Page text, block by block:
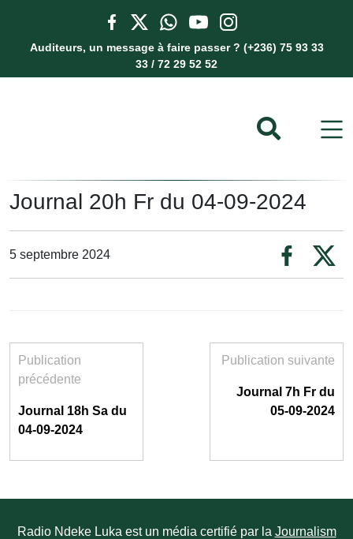
Auditeurs, un message à faire passer ? (+236) 75 93 33
33 / 72 29 52 52
Journal 20h Fr du 04-09-2024
5 septembre 2024
Publication
précédente
Journal 18h Sa du
04-09-2024
Publication suivante
Journal 7h Fr du
05-09-2024
Radio Ndeke Luka est un média certifié par la Journalism